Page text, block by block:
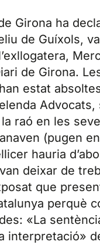
Girona ha
de Guíxols,
de Girona.
estat
Advocats,
raó en les
(pugen
hauria
deixar de
que
perquè
«La
interpretació»